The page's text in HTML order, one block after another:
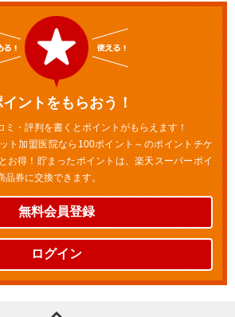
イントをもらおう！
ミ・評判を書くとポイントがもらえます！
ト加盟医院なら100ポイント～のポイントチケ
お得！貯まったポイントは、楽天スーパーポイ
品券に交換できます。
無料会員登録
ログイン